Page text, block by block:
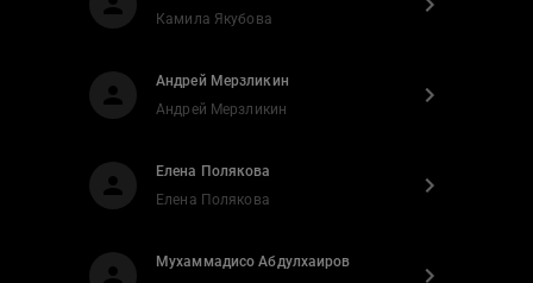
Камила Якубова
Андрей Мерзликин
Андрей Мерзликин
Елена Полякова
Елена Полякова
Мухаммадисо Абдулхаиров